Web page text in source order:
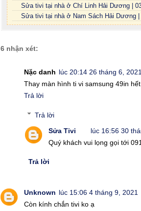
Sửa tivi tại nhà ở Chí Linh Hải Dương |
Sửa tivi tại nhà ở Nam Sách Hải Dương |
6 nhận xét:
Nặc danh lúc 20:14 26 tháng 6,
Thay màn hình ti vi samsung 49in
Trả lời
Trả lời
Sửa Tivi
lúc 16:56 30
Quý khách vui lọng gọi tới
Trả lời
Unknown lúc 15:06 4 tháng 9, 2021
Còn kính chắn tivi ko ạ